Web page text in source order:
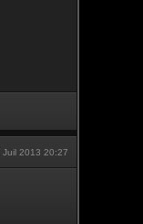
Juil 2013 20:27